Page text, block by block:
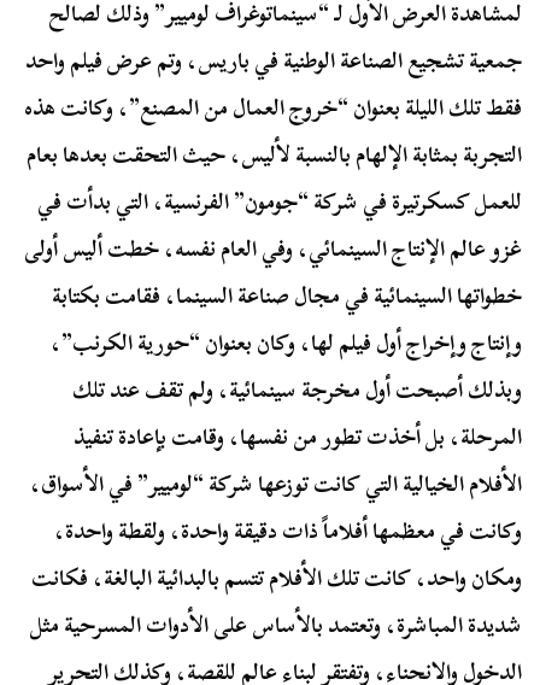
لمشاهدة العرض الأول لـ “سينماتوغراف لوميير” وذلك لصالح
جمعية تشجيع الصناعة الوطنية في باريس، وتم عرض فيلم واحد
فقط تلك الليلة بعنوان “خروج العمال من المصنع”، وكانت هذه
التجربة بمثابة الإلهام بالنسبة لأليس، حيث التحقت بعدها بعام
للعمل كسكرتيرة في شركة “جومون” الفرنسية، التي بدأت في
غزو عالم الإنتاج السينمائي، وفي العام نفسه، خطت أليس أولى
خطواتها السينمائية في مجال صناعة السينما، فقامت بكتابة
وإنتاج وإخراج أول فيلم لها، وكان بعنوان “حورية الكرنب”،
وبذلك أصبحت أول مخرجة سينمائية، ولم تقف عند تلك
المرحلة، بل أخذت تطور من نفسها، وقامت بإعادة تنفيذ
الأفلام الخيالية التي كانت توزعها شركة “لوميير” في الأسواق،
وكانت في معظمها أفلاماً ذات دقيقة واحدة، ولقطة واحدة،
ومكان واحد، كانت تلك الأفلام تتسم بالبدائية البالغة، فكانت
شديدة المباشرة، وتعتمد بالأساس على الأدوات المسرحية مثل
الدخول والانحناء، وتفتقر لبناء عالم للقصة، وكذلك التحرير